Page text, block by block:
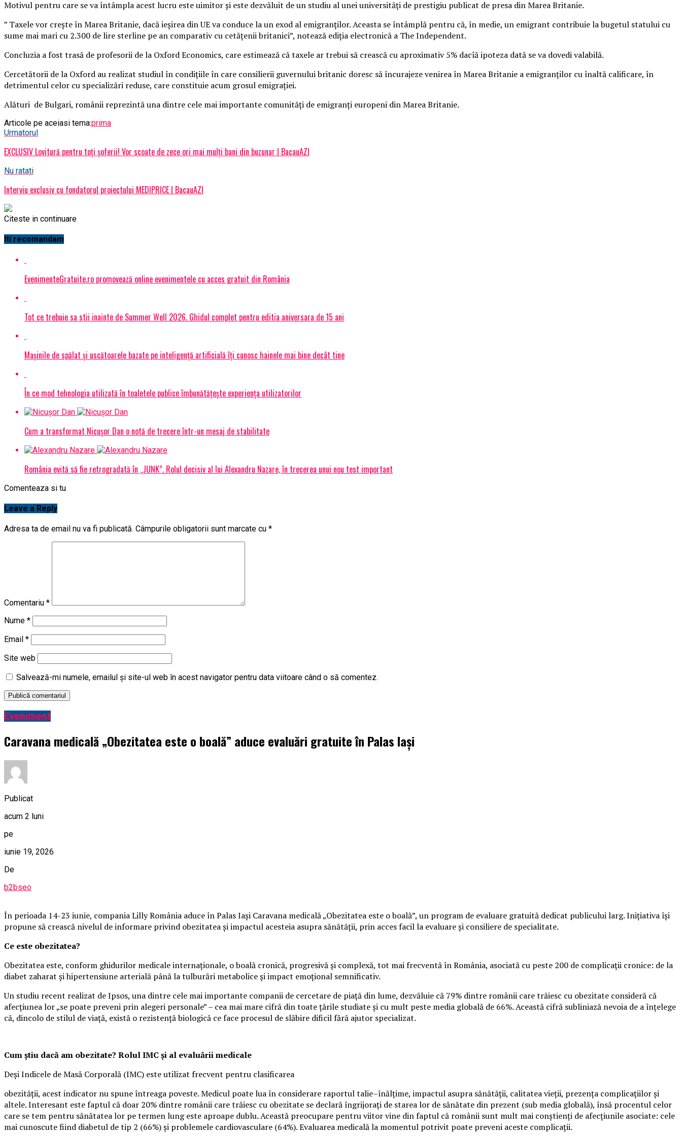
Motivul pentru care se va întâmpla acest lucru este uimitor şi este dezvăluit de un studiu al unei universităţi de prestigiu publicat de presa din Marea Britanie.
” Taxele vor creşte în Marea Britanie, dacă ieşirea din UE va conduce la un exod al emigranţilor. Aceasta se întâmplă pentru că, în medie, un emigrant contribuie la bugetul statului cu
sume mai mari cu 2.300 de lire sterline pe an comparativ cu cetăţenii britanici”, notează ediţia electronică a The Independent.
Concluzia a fost trasă de profesorii de la Oxford Economics, care estimează că taxele ar trebui să crească cu aproximativ 5% dacîă ipoteza dată se va dovedi valabilă.
Cercetătorii de la Oxford au realizat studiul în condiţiile în care consilierii guvernului britanic doresc să încurajeze venirea în Marea Britanie a emigranţilor cu înaltă calificare, în
detrimentul celor cu specializări reduse, care constituie acum grosul emigraţiei.
Alături de Bulgari, românii reprezintă una dintre cele mai importante comunităţi de emigranţi europeni din Marea Britanie.
Articole pe aceiasi tema:prima
Urmatorul
EXCLUSIV Lovitură pentru toți șoferii! Vor scoate de zece ori mai mulți bani din buzunar | BacauAZI
Nu ratati
Interviu exclusiv cu fondatorul proiectului MEDIPRICE | BacauAZI
Citeste in continuare
Iti recomandam
EvenimenteGratuite.ro promovează online evenimentele cu acces gratuit din România
Tot ce trebuie sa stii inainte de Summer Well 2026. Ghidul complet pentru editia aniversara de 15 ani
Mașinile de spălat și uscătoarele bazate pe inteligență artificială îți cunosc hainele mai bine decât tine
În ce mod tehnologia utilizată în toaletele publice îmbunătățește experiența utilizatorilor
Cum a transformat Nicușor Dan o notă de trecere într-un mesaj de stabilitate
România evită să fie retrogradată în „JUNK”. Rolul decisiv al lui Alexandru Nazare, în trecerea unui nou test important
Comenteaza si tu
Leave a Reply
Adresa ta de email nu va fi publicată. Câmpurile obligatorii sunt marcate cu *
Comentariu *
Nume *
Email *
Site web
Salvează-mi numele, emailul și site-ul web în acest navigator pentru data viitoare când o să comentez.
Eveniment
Caravana medicală „Obezitatea este o boală” aduce evaluări gratuite în Palas Iași
Publicat
acum 2 luni
pe
iunie 19, 2026
De
b2bseo
În perioada 14-23 iunie, compania Lilly România aduce în Palas Iași Caravana medicală „Obezitatea este o boală”, un program de evaluare gratuită dedicat publicului larg. Inițiativa își
propune să crească nivelul de informare privind obezitatea și impactul acesteia asupra sănătății, prin acces facil la evaluare și consiliere de specialitate.
Ce este obezitatea?
Obezitatea este, conform ghidurilor medicale internaționale, o boală cronică, progresivă și complexă, tot mai frecventă în România, asociată cu peste 200 de complicații cronice: de la
diabet zaharat și hipertensiune arterială până la tulburări metabolice și impact emoțional semnificativ.
Un studiu recent realizat de Ipsos, una dintre cele mai importante companii de cercetare de piață din lume, dezvăluie că 79% dintre românii care trăiesc cu obezitate consideră că
afecțiunea lor „se poate preveni prin alegeri personale” – cea mai mare cifră din toate țările studiate și cu mult peste media globală de 66%. Această cifră subliniază nevoia de a înțelege
că, dincolo de stilul de viață, există o rezistență biologică ce face procesul de slăbire dificil fără ajutor specializat.
Cum știu dacă am obezitate? Rolul IMC și al evaluării medicale
Deși Indicele de Masă Corporală (IMC) este utilizat frecvent pentru clasificarea
obezității, acest indicator nu spune întreaga poveste. Medicul poate lua în considerare raportul talie–înălțime, impactul asupra sănătății, calitatea vieții, prezența complicațiilor și
altele. Interesant este faptul că doar 20% dintre românii care trăiesc cu obezitate se declară îngrijorați de starea lor de sănătate din prezent (sub media globală), însă procentul celor
care se tem pentru sănătatea lor pe termen lung este aproape dublu. Această preocupare pentru viitor vine din faptul că românii sunt mult mai conștienți de afecțiunile asociate: cele
mai cunoscute fiind diabetul de tip 2 (66%) și problemele cardiovasculare (64%). Evaluarea medicală la momentul potrivit poate preveni aceste complicații.